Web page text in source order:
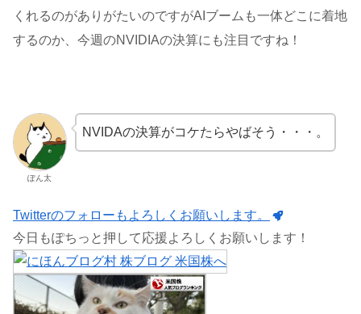
くれるのがありがたいのですがAIブームも一体どこに着地
するのか、今週のNVIDIAの決算にも注目ですね！
ぽん太
NVIDAの決算がコケたらやばそう・・・。
Twitterのフォローもよろしくお願いします。
今日もぽちっと押して応援よろしくお願いします！